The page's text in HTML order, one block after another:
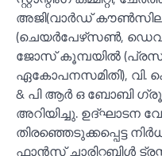
അജി(വാര്‍ഡ്
(ചെയര്‍പേഴ്‌സണ്‍,
ജോസ് കൂമ്പയില്‍
ഏകോപനസമിതി), വി.
& പി ആര്‍ ഒ ബോബി
അറിയിച്ചു. ഉദ്ഘാടന
തിരഞ്ഞെടുക്കപ്പെട്ട
ഫാന്‍സ് ചാരിറ്റബിള്‍